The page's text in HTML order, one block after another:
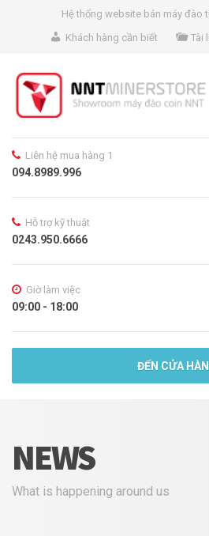
Hệ thống website bán máy đào
Khách hàng cần biết
Tài
Liên hệ mua hàng 1
094.8989.996
Hỗ trợ kỹ thuật
0243.950.6666
Giờ làm việc
09:00 - 18:00
ĐẾN CỬA
NEWS
What is happening around us